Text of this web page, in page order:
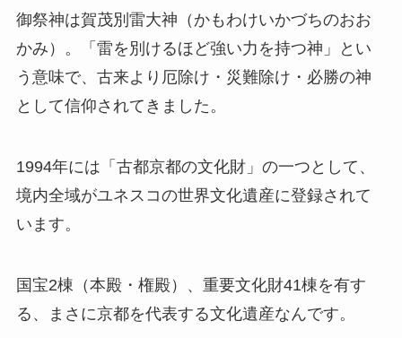
御祭神は賀茂別雷大神（かもわけいかづちのおお
かみ）。「雷を別けるほど強い力を持つ神」とい
う意味で、古来より厄除け・災難除け・必勝の神
として信仰されてきました。
1994年には「古都京都の文化財」の一つとして、
境内全域がユネスコの世界文化遺産に登録されて
います。
国宝2棟（本殿・権殿）、重要文化財41棟を有す
る、まさに京都を代表する文化遺産なんです。